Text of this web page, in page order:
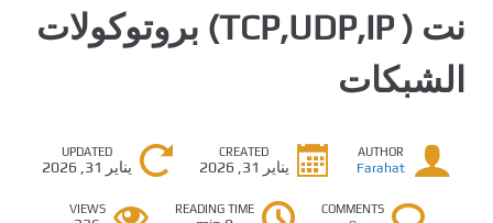
نت ( TCP,UDP,IP) بروتوكولات
الشبكات
AUTHOR
Farahat
CREATED
يناير 31, 2026
UPDATED
يناير 31, 2026
COMMENTS
READING TIME
VIEWS